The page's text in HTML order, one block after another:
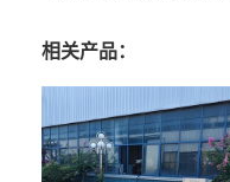
相关产品：